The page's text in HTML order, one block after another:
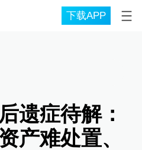
下载APP
遗症待解：
产难处置、